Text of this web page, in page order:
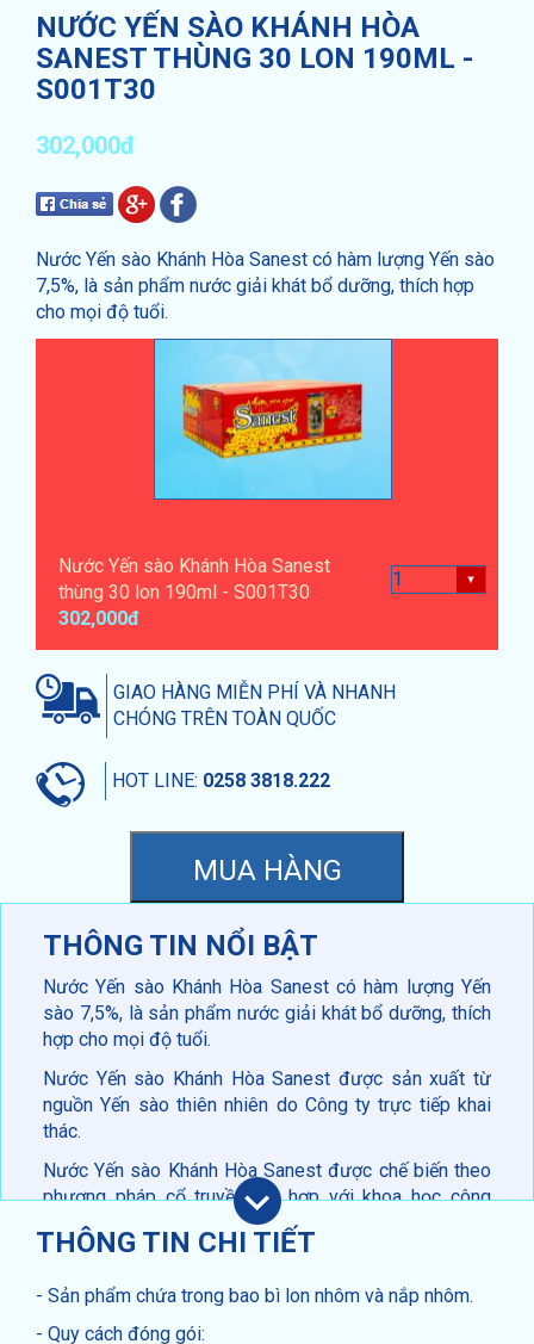
NƯỚC YẾN SÀO KHÁNH HÒA
SANEST THÙNG 30 LON 190ML -
S001T30
302,000đ
Nước Yến sào Khánh Hòa Sanest có hàm lượng Yến sào
7,5%, là sản phẩm nước giải khát bổ dưỡng, thích hợp
cho mọi độ tuổi.
Nước Yến sào Khánh Hòa Sanest
thùng 30 lon 190ml - S001T30
302,000đ
GIAO HÀNG MIỄN PHÍ VÀ NHANH
CHÓNG TRÊN TOÀN QUỐC
HOT LINE: 0258 3818.222
THÔNG TIN NỔI BẬT
Nước Yến sào Khánh Hòa Sanest có hàm lượng Yến
sào 7,5%, là sản phẩm nước giải khát bổ dưỡng, thích
hợp cho mọi độ tuổi.
Nước Yến sào Khánh Hòa Sanest được sản xuất từ
nguồn Yến sào thiên nhiên do Công ty trực tiếp khai
thác.
Nước Yến sào Khánh Hòa Sanest được chế biến theo
phương pháp cổ truyền kết hợp với khoa học công
nghệ hiện đại trên dây chuyền thiết bị kỹ thuật tiên tiến
của Châu Âu.
Nước Yến sào Khánh Hòa Sanest đảm bảo quản lý
THÔNG TIN CHI TIẾT
- Sản phẩm chứa trong bao bì lon nhôm và nắp nhôm.
- Quy cách đóng gói: